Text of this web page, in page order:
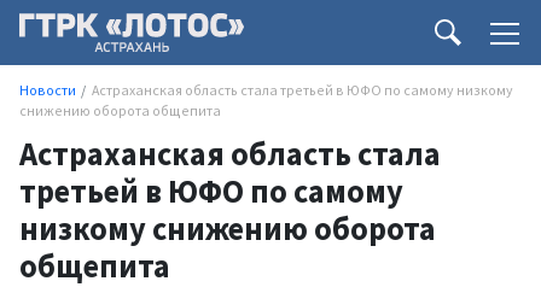
Новости
Астраханская область стала третьей в ЮФО по самому низкому
снижению оборота общепита
Астраханская область стала
третьей в ЮФО по самому
низкому снижению оборота
общепита